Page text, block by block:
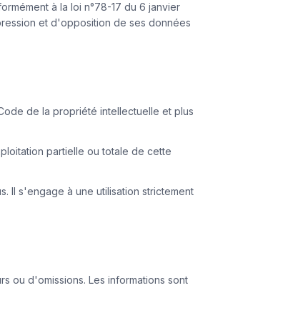
à la loi n°78-17 du 6 janvier
et d'opposition de ses données
de la propriété intellectuelle et plus
partielle ou totale de cette
Il s'engage à une utilisation strictement
ou d'omissions. Les informations sont